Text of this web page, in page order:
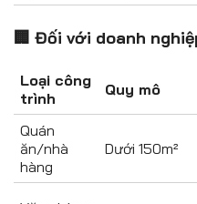
🏢 Đối với doanh
Loại công
trình
Quy mô
Quán
ăn/nhà
hàng
Dưới 150m²